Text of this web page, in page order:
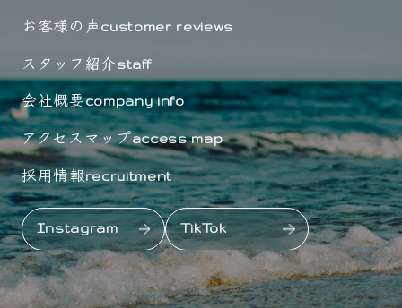
お客様の声customer reviews
スタッフ紹介staff
会社概要company info
アクセスマップaccess map
採用情報recruitment
Instagram TikTok